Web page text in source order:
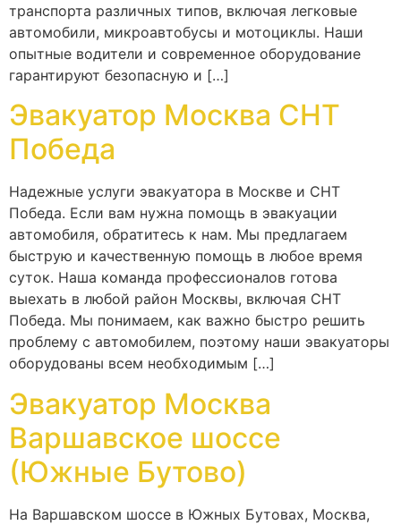
транспорта различных типов, включая легковые
автомобили, микроавтобусы и мотоциклы. Наши
опытные водители и современное оборудование
гарантируют безопасную и […]
Эвакуатор Москва СНТ
Победа
Надежные услуги эвакуатора в Москве и СНТ
Победа. Если вам нужна помощь в эвакуации
автомобиля, обратитесь к нам. Мы предлагаем
быструю и качественную помощь в любое время
суток. Наша команда профессионалов готова
выехать в любой район Москвы, включая СНТ
Победа. Мы понимаем, как важно быстро решить
проблему с автомобилем, поэтому наши эвакуаторы
оборудованы всем необходимым […]
Эвакуатор Москва
Варшавское шоссе
(Южные Бутово)
На Варшавском шоссе в Южных Бутовах, Москва,